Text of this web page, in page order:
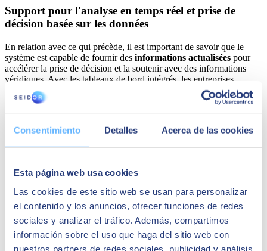
Consentimiento Detalles Acerca de las cookies
Esta página web usa cookies
Las cookies de este sitio web se usan para personalizar
el contenido y los anuncios, ofrecer funciones de redes
sociales y analizar el tráfico. Además, compartimos
información sobre el uso que haga del sitio web con
nuestros partners de redes sociales, publicidad y análisis
Support pour l'analyse en temps réel et prise de
décision basée sur les données
En relation avec ce qui précède, il est important de savoir que le
système est capable de fournir des informations actualisées pour
accélérer la prise de décision et la soutenir avec des informations
véridiques. Avec les tableaux de bord intégrés , les entreprises
s'adaptent rapidement aux changements du marché et sont mieux
préparées que la concurrence.
Amélioration de l'efficacité opérationnelle grâce à la
réduction des redondances et des erreurs
Enéliminant les redondances et les erreurs
réduit les coûts. Cela se traduit par une productivité accrue et une
meilleure expérience client.